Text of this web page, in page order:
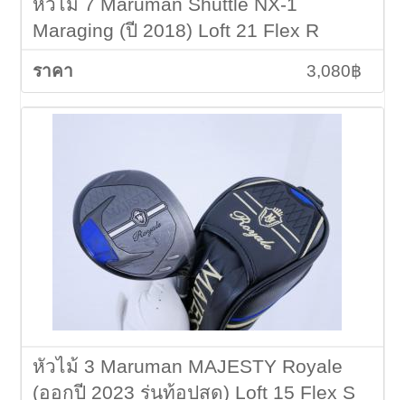
หัวไม้ 7 Maruman Shuttle NX-1
Maraging (ปี 2018) Loft 21 Flex R
3,080฿
หัวไม้ 3 Maruman MAJESTY Royale
(ออกปี 2023 รุ่นท้อปสุด) Loft 15 Flex S